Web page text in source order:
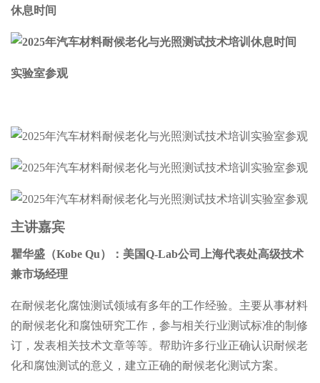
休息时间
实验室参观
主讲嘉宾
瞿华盛（Kobe Qu）：美国Q-Lab公司上海代表处高级技术
兼市场经理
在耐候老化腐蚀测试领域有多年的工作经验。主要从事材料
的耐候老化和腐蚀研究工作，参与相关行业测试标准的制修
订，发表相关技术文章等等。帮助许多行业正确认识耐候老
化和腐蚀测试的意义，建立正确的耐候老化测试方案。